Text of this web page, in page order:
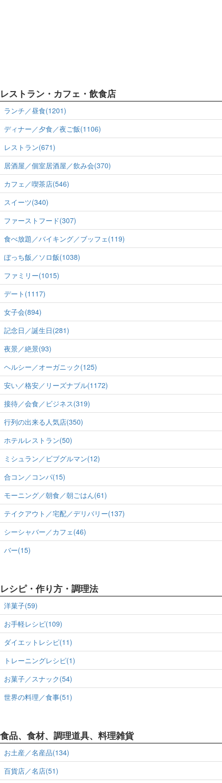
レストラン・カフェ・飲食店
ランチ／昼食(1201)
ディナー／夕食／夜ご飯(1106)
レストラン(671)
居酒屋／個室居酒屋／飲み会(370)
カフェ／喫茶店(546)
スイーツ(340)
ファーストフード(307)
食べ放題／バイキング／ブッフェ(119)
ぼっち飯／ソロ飯(1038)
ファミリー(1015)
デート(1117)
女子会(894)
記念日／誕生日(281)
夜景／絶景(93)
ヘルシー／オーガニック(125)
安い／格安／リーズナブル(1172)
接待／会食／ビジネス(319)
行列の出来る人気店(350)
ホテルレストラン(50)
ミシュラン／ビブグルマン(12)
合コン／コンパ(15)
モーニング／朝食／朝ごはん(61)
テイクアウト／宅配／デリバリー(137)
シーシャバー／カフェ(46)
バー(15)
レシピ・作り方・調理法
洋菓子(59)
お手軽レシピ(109)
ダイエットレシピ(11)
トレーニングレシピ(1)
お菓子／スナック(54)
世界の料理／食事(51)
食品、食材、調理道具、料理雑貨
お土産／名産品(134)
百貨店／名店(51)